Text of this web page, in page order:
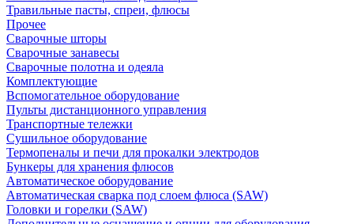
Травильные пасты, спреи, флюсы
Прочее
Сварочные шторы
Сварочные занавесы
Сварочные полотна и одеяла
Комплектующие
Вспомогательное оборудование
Пульты дистанционного управления
Транспортные тележки
Сушильное оборудование
Термопеналы и печи для прокалки электродов
Бункеры для хранения флюсов
Автоматическое оборудование
Автоматическая сварка под слоем флюса (SAW)
Головки и горелки (SAW)